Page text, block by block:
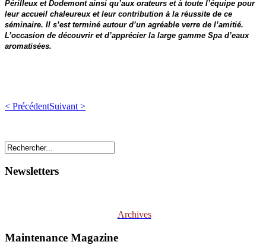
Périlleux et Dodemont ainsi qu’aux orateurs et à toute l’équipe pour
leur accueil chaleureux et leur contribution à la réussite de ce
séminaire. Il s’est terminé autour d’un agréable verre de l’amitié.
L’occasion de découvrir et d’apprécier la large gamme Spa d’eaux
aromatisées.
< PrécédentSuivant >
Newsletters
Archives
Maintenance Magazine